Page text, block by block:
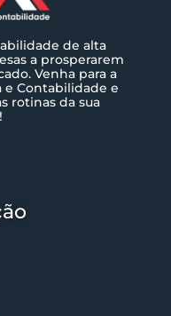
de alta
a prosperarem
Venha para a
e Contabilidade e
rotinas da sua